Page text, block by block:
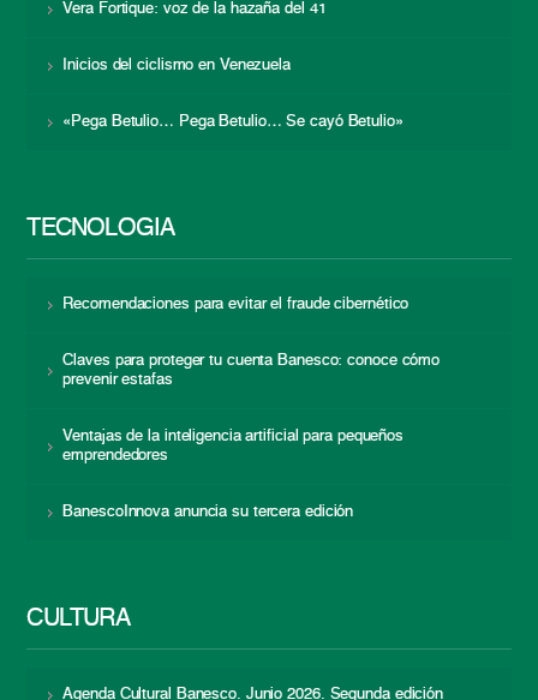
Vera Fortique: voz de la hazaña del 41
Inicios del ciclismo en Venezuela
«Pega Betulio… Pega Betulio… Se cayó Betulio»
TECNOLOGÍA
Recomendaciones para evitar el fraude cibernético
Claves para proteger tu cuenta Banesco: conoce cómo
prevenir estafas
Ventajas de la inteligencia artificial para pequeños
emprendedores
BanescoInnova anuncia su tercera edición
CULTURA
Agenda Cultural Banesco. Junio 2026. Segunda edición